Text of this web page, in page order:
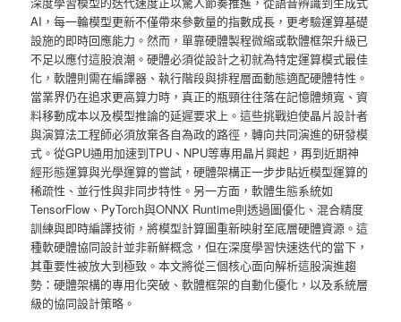
AI，每一輪模型更新不僅帶來參數量的指數成長，更考驗運算基礎
設施的即時回應能力。然而，單靠硬體製程微縮或軟體框架升級已
不足以應付這股浪潮。硬體必須從設計之初就為特定運算模式最佳
化，軟體則需在編譯器、執行階段與排程層面動態適配硬體特性。
當業界仍在追求更高算力時，真正的瓶頸往往落在記憶體頻寬、資
料移動成本以及模型推論的延遲要求上。這些挑戰迫使晶片設計者
與演算法工程師必須放棄各自為政的路徑，轉向共同演進的研發模
式。從GPU通用加速到TPU、NPU等專用晶片興起，再到近期神
經形態運算與光學運算的嘗試，硬體架構正一步步貼近模型運算的
稀疏性、並行性與非同步特性。另一方面，軟體生態系統如
TensorFlow、PyTorch與ONNX Runtime則透過圖優化、混合精度
訓練與即時編譯技術，將模型計算圖重新映射至底層硬體資源。這
種軟硬體協同設計並非新鮮概念，但在深度學習快速迭代的當下，
其重要性被放大到極致。本文將從三個核心面向解析這股演進趨
勢：硬體架構的專用化突破、軟體框架的自動化優化，以及系統層
級的協同設計策略。